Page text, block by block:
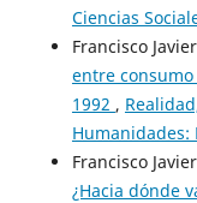
Ciencias
Francisco
entre
1992 ,
Humanidades:
Francisco
¿Hacia dónde